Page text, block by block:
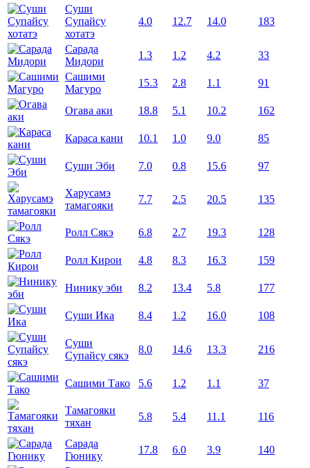
Суши
Супайсу
хотатэ
4.0 12.7 14.0 183
Сарада
Мидори
1.3 1.2 4.2
33
Сашими
Магуро
15.3 2.8 1.1 91
Огава аки 18.8 5.1 10.2 162
Караса кани 10.1 1.0 9.0 85
Суши Эби 7.0 0.8 15.6 97
Харусамэ
тамагояки
7.7 2.5 20.5 135
Ролл Сякэ 6.8 2.7 19.3 128
Ролл Кирои 4.8 8.3 16.3 159
Нинику эби 8.2 13.4 5.8 177
Суши Ика 8.4 1.2 16.0 108
Суши
Супайсу сякэ
8.0 14.6 13.3 216
Сашими Тако 5.6 1.2 1.1 37
Тамагояки
тяхан
5.8 5.4 11.1 116
Сарада
Гюнику
17.8 6.0 3.9
140